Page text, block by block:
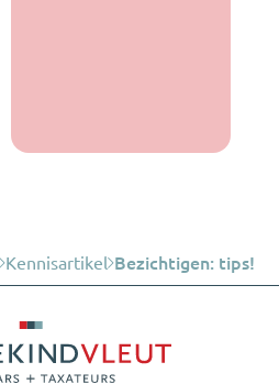
Kennisartikel Bezichtigen: tips!